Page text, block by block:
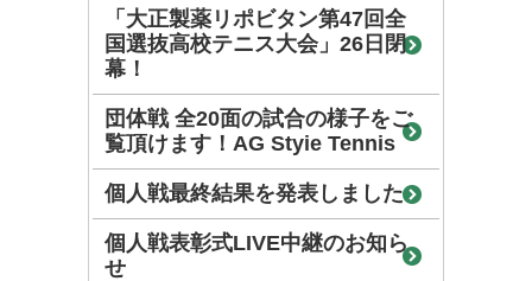
「大正製薬リポビタン第47回全
国選抜高校テニス大会」26日閉
幕！
団体戦 全20面の試合の様子をご
覧頂けます！AG Styie Tennis
個人戦最終結果を発表しました
個人戦表彰式LIVE中継のお知ら
せ